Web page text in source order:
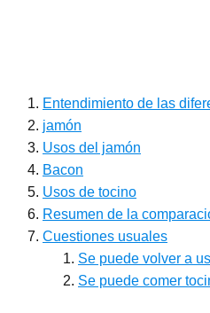
Entendimiento de las
jamón
Usos del jamón
Bacon
Usos de tocino
Resumen de la
Cuestiones usuales
Se puede volver a
Se puede comer